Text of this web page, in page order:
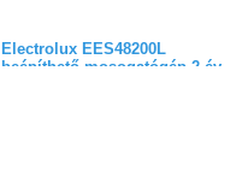
Electrolux EES48200L
beépíthető mosogatógép 2 év